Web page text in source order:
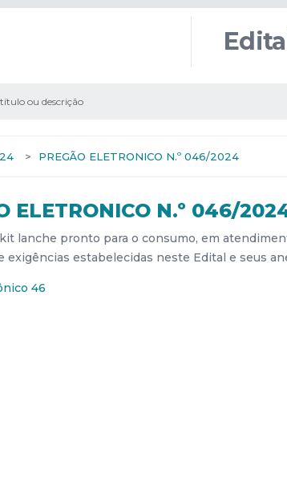
> PREGÃO ELETRONICO N.º 046/2024
ELETRONICO N.º 046/
lanche pronto para o consumo, em
exigências estabelecidas neste Edital e seus
46